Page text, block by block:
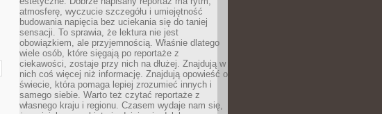
atmosferę, wyczucie szczegółu i umiejętność
budowania napięcia bez uciekania się do taniej
sensacji. To sprawia, że lektura nie jest
obowiązkiem, ale przyjemnością. Właśnie dlatego
wiele osób, które sięgają po reportaże z
ciekawości, zostaje przy nich na dłużej. Znajdują w
nich coś więcej niż informację. Znajdują opowieść o
świecie, która pomaga lepiej zrozumieć innych i
samego siebie. Warto też czytać reportaże z
własnego kraju i regionu. Czasem wydaje nam się,